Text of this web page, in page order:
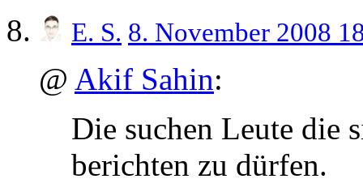
E. S. 8. November 2008
@ Akif Sahin:
Die suchen Leute die
berichten zu dürfen.